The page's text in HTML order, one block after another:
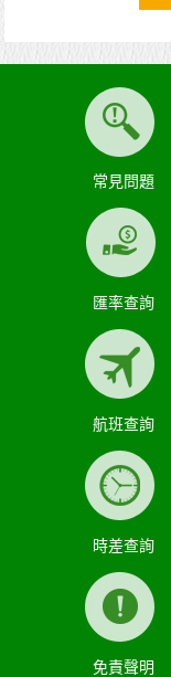
常見問題
匯率查詢
航班查詢
時差查詢
免責聲明